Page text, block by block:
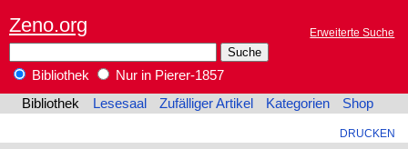
Zeno.org Erweiterte Suche
Bibliothek
Nur in Pierer-1857
Bibliothek
Lesesaal Zufälliger Artikel Kategorien Shop
DRUCKEN